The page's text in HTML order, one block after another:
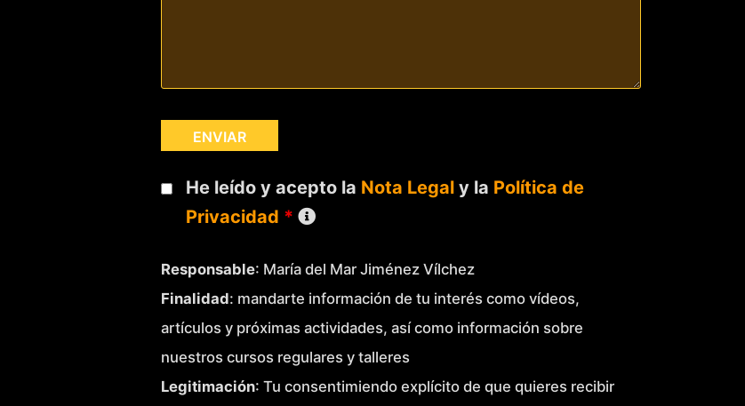
He leído y acepto la Nota Legaly la Política de
Privacidad *
Responsable: María del Mar Jiménez Vílchez
Finalidad: mandarte información de tu interés como vídeos,
artículos y próximas actividades, así como información sobre
nuestros cursos regulares y talleres
Legitimación: Tu consentimiendo explícito de que quieres recibir